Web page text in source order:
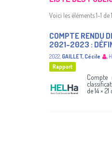
Voici les éléments 1-1 de 1
COMPTE RENDU
2021-2023 :
2022, GAILLET, Cécile ,
Rapport
Compte
de 14 ×